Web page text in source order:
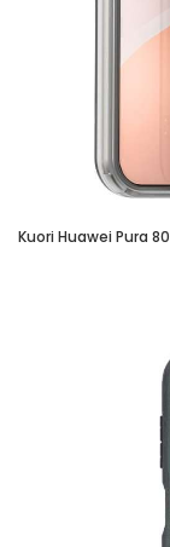
Kuori Huawei Pura